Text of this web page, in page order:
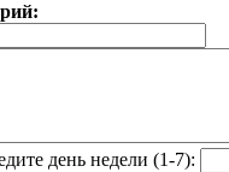
день недели (1-7):